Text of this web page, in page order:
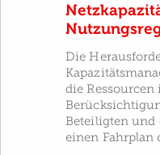
Die
die
Beteiligten und
einen Fahrplan